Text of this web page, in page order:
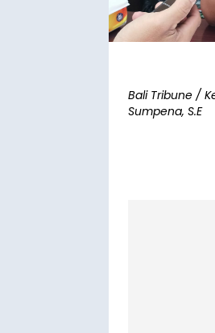
Bali Tribune /
Sumpena, S.E